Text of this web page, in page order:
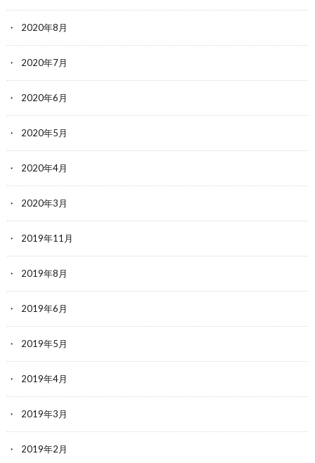
2020年8月
2020年7月
2020年6月
2020年5月
2020年4月
2020年3月
2019年11月
2019年8月
2019年6月
2019年5月
2019年4月
2019年3月
2019年2月